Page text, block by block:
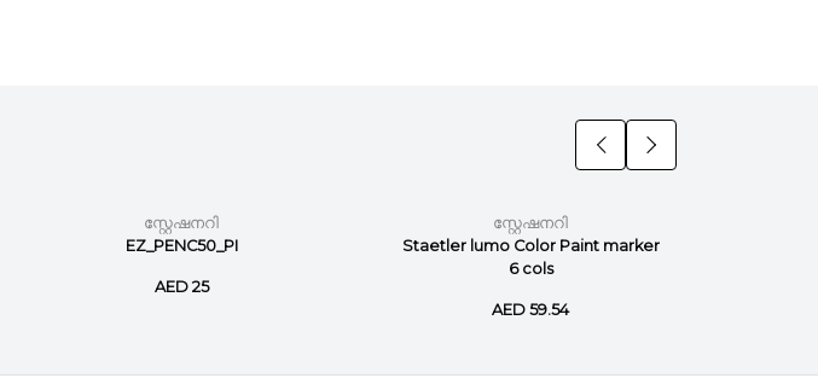
സ്റ്റേഷനറി
EZ_PENC50_PI
AED 25
സ്റ്റേഷനറി
Staetler lumo Color Paint marker
6 cols
AED 59.54